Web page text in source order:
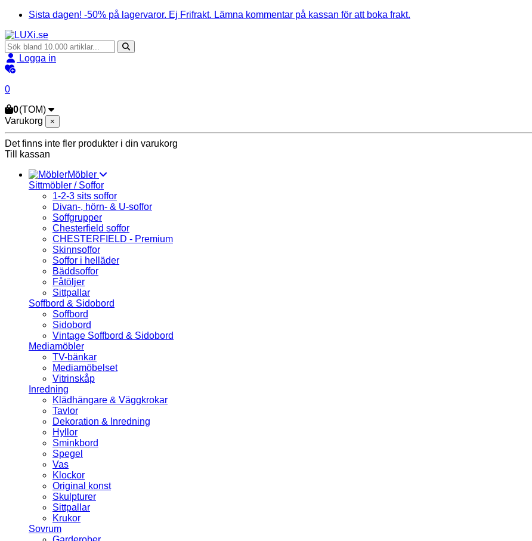
Sista dagen! -50% på lagervaror. Ej Frifrakt. Lämna kommentar på kassan för att boka frakt.
Logga in
0
0(TOM)
Varukorg
×
Det finns inte fler produkter i din varukorg
Till kassan
Möbler
Sittmöbler / Soffor
1-2-3 sits soffor
Divan-, hörn- & U-soffor
Soffgrupper
Chesterfield soffor
CHESTERFIELD - Premium
Skinnsoffor
Soffor i helläder
Bäddsoffor
Fåtöljer
Sittpallar
Soffbord & Sidobord
Soffbord
Sidobord
Vintage Soffbord & Sidobord
Mediamöbler
TV-bänkar
Mediamöbelset
Vitrinskåp
Inredning
Klädhängare & Väggkrokar
Tavlor
Dekoration & Inredning
Hyllor
Sminkbord
Spegel
Vas
Klockor
Original konst
Skulpturer
Sittpallar
Krukor
Sovrum